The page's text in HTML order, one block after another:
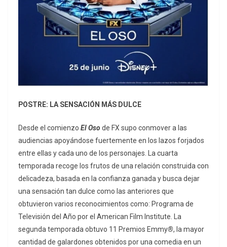
POSTRE: LA SENSACIÓN MÁS DULCE
Desde el comienzo El Osode FX supo conmover a las
audiencias apoyándose fuertemente en los lazos forjados
entre ellas y cada uno de los personajes. La cuarta
temporada recoge los frutos de una relación construida con
delicadeza, basada en la confianza ganada y busca dejar
una sensación tan dulce como las anteriores que
obtuvieron varios reconocimientos como: Programa de
Televisión del Año por el American Film Institute. La
segunda temporada obtuvo 11 Premios Emmy®, la mayor
cantidad de galardones obtenidos por una comedia en un